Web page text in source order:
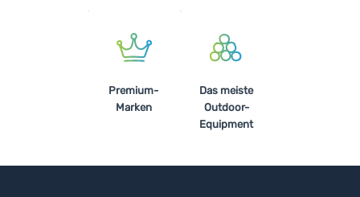
Premium-
Marken
Das meiste
Outdoor-
Equipment